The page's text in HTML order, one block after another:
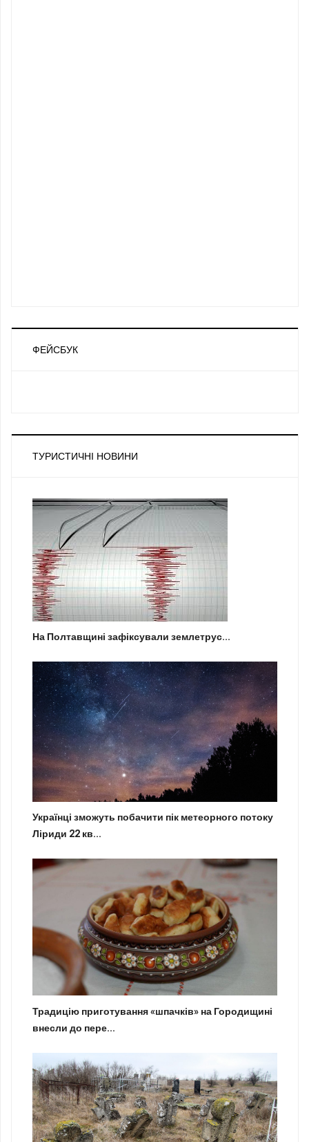
ФЕЙСБУК
ТУРИСТИЧНІ НОВИНИ
На Полтавщині зафіксували землетрус...
Українці зможуть побачити пік метеорного потоку
Ліриди 22 кв...
Традицію приготування «шпачків» на Городищині
внесли до пере...